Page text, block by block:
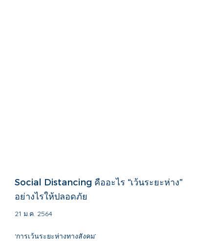
Social Distancing คืออะไร “เว้นระยะห่าง”
อย่างไรให้ปลอดภัย
21 ม.ค. 2564
‘การเว้นระยะห่างทางสังคม’